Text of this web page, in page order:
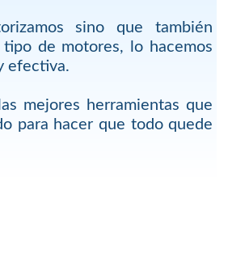
sino que también
de motores, lo hacemos
efectiva.
mejores herramientas que
para hacer que todo quede